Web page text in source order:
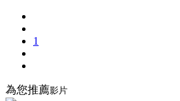
1
為您推薦影片